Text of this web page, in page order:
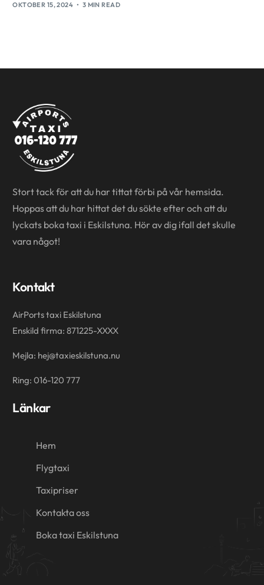
OKTOBER 15, 2024 3 MIN READ
Stort tack för att du har tittat förbi på vår hemsida.
Hoppas att du har hittat det du sökte efter och att du
lyckats boka taxi i Eskilstuna. Hör av dig ifall det skulle
vara något!
Kontakt
AirPorts taxi Eskilstuna
Enskild firma: 871225-XXXX
Mejla: hej@taxieskilstuna.nu
Ring: 016-120 777
Länkar
Hem
Flygtaxi
Taxipriser
Kontakta oss
Boka taxi Eskilstuna